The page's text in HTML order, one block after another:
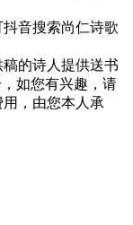
音搜索尚仁诗歌
的诗人提供送书
如您有兴趣，请
，由您本人承